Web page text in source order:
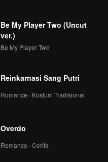
EP33: Dua Dunia,
Satu Hati
EP34: Dua Dunia,
Satu Hati
EP35: Dua Dunia,
Satu Hati
Be My Player Two (Uncut
ver.)
Be My Player Two
Reinkarnasi Sang Putri
Romance · Kostum Tradisional
Overdo
Romance · Cerita